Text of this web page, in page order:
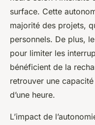
surface. Cette
majorité des projets,
personnels. De plus,
pour limiter les
bénéficient de la
retrouver une
d’une heure.
L’impact de